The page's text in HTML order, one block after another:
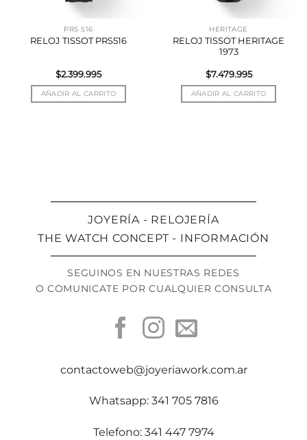
PRS 516
RELOJ TISSOT PRS516
$2.399.995
AÑADIR AL CARRITO
HERITAGE
RELOJ TISSOT HERITAGE
1973
$7.479.995
AÑADIR AL CARRITO
JOYERÍA - RELOJERÍA
THE WATCH CONCEPT - INFORMACIÓN
SEGUINOS EN NUESTRAS REDES
O COMUNICATE POR CUALQUIER CONSULTA
contactoweb@joyeriawork.com.ar
Whatsapp: 341 705 7816
Telefono: 341 447 7974